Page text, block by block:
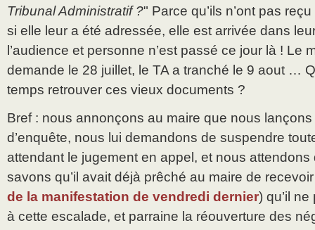
Tribunal Administratif ?" Parce qu’ils n’ont pas
si elle leur a été adressée, elle est arrivée dans
l’audience et personne n’est passé ce jour là ! Le
demande le 28 juillet, le TA a tranché le 9 aout …
temps retrouver ces vieux documents ?
Bref : nous annonçons au maire que nous
d’enquête, nous lui demandons de suspendre
attendant le jugement en appel, et nous
savons qu’il avait déjà prêché au maire de
de la manifestation de vendredi dernier) qu’il
à cette escalade, et parraine la réouverture des